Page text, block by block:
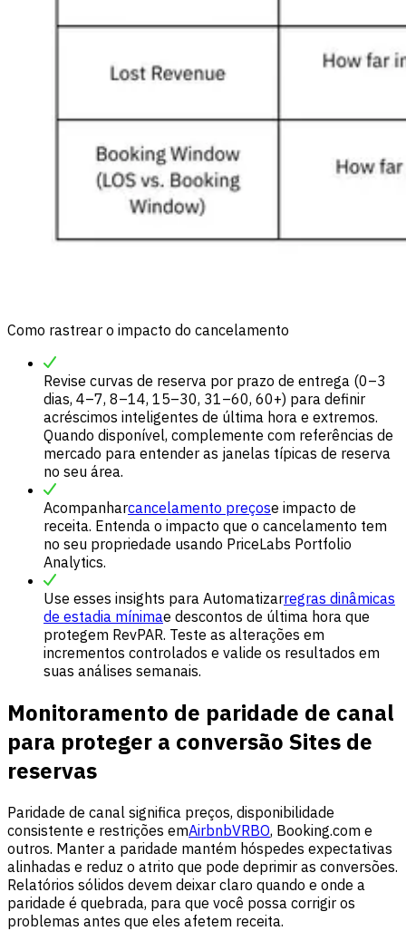
Como rastrear o impacto do cancelamento
Revise curvas de reserva por prazo de entrega (0–3
dias, 4–7, 8–14, 15–30, 31–60, 60+) para definir
acréscimos inteligentes de última hora e extremos.
Quando disponível, complemente com referências de
mercado para entender as janelas típicas de reserva
no seu área.
Acompanharcancelamento preçose impacto de
receita. Entenda o impacto que o cancelamento tem
no seu propriedade usando PriceLabs Portfolio
Analytics.
Use esses insights para Automatizarregras dinâmicas
de estadia mínimae descontos de última hora que
protegem RevPAR. Teste as alterações em
incrementos controlados e valide os resultados em
suas análises semanais.
Monitoramento de paridade de canal
para proteger a conversão Sites de
reservas
Paridade de canal significa preços, disponibilidade
consistente e restrições emAirbnbVRBO, Booking.com e
outros. Manter a paridade mantém hóspedes expectativas
alinhadas e reduz o atrito que pode deprimir as conversões.
Relatórios sólidos devem deixar claro quando e onde a
paridade é quebrada, para que você possa corrigir os
problemas antes que eles afetem receita.